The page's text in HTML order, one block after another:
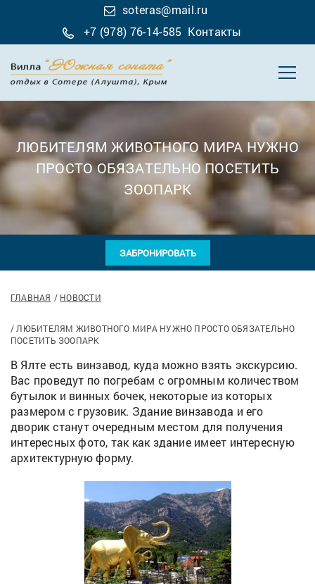
soteras@mail.ru
+7 (978) 76-14-585 Контакты
ЛЮБИТЕЛЯМ ЖИВОТНОГО МИРА НУЖНО
ПРОСТО ОБЯЗАТЕЛЬНО ПОСЕТИТЬ
ЗООПАРК
ЗАБРОНИРОВАТЬ
ГЛАВНАЯ НОВОСТИ
ЛЮБИТЕЛЯМ ЖИВОТНОГО МИРА НУЖНО ПРОСТО ОБЯЗАТЕЛЬНО
ПОСЕТИТЬ ЗООПАРК
В Ялте есть винзавод, куда можно взять экскурсию.
Вас проведут по погребам с огромным количеством
бутылок и винных бочек, некоторые из которых
размером с грузовик. Здание винзавода и его
дворик станут очередным местом для получения
интересных фото, так как здание имеет интересную
архитектурную форму.